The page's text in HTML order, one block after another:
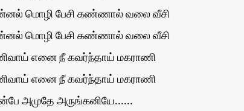
மொழி பேசி கண்ணால் வலை வீசி
மொழி பேசி கண்ணால் வலை வீசி
எனை நீ கவர்ந்தாய் மகராணி
எனை நீ கவர்ந்தாய் மகராணி
அமுதே அருங்கனியே......